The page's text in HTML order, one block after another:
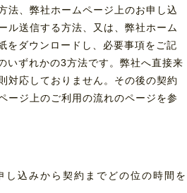
法、弊社ホームページ上のお申し込
ル送信する方法、又は、弊社ホーム
をダウンロードし、必要事項をご記
いずれかの3方法です。弊社へ直接来
対応しておりません。その後の契約
ージ上のご利用の流れのページを参
し込みから契約までどの位の時間を